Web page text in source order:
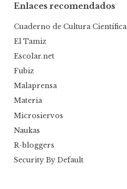
Enlaces recomendados
Cuaderno de Cultura Científica
El Tamiz
Escolar.net
Fubiz
Malaprensa
Materia
Microsiervos
Naukas
R-bloggers
Security By Default